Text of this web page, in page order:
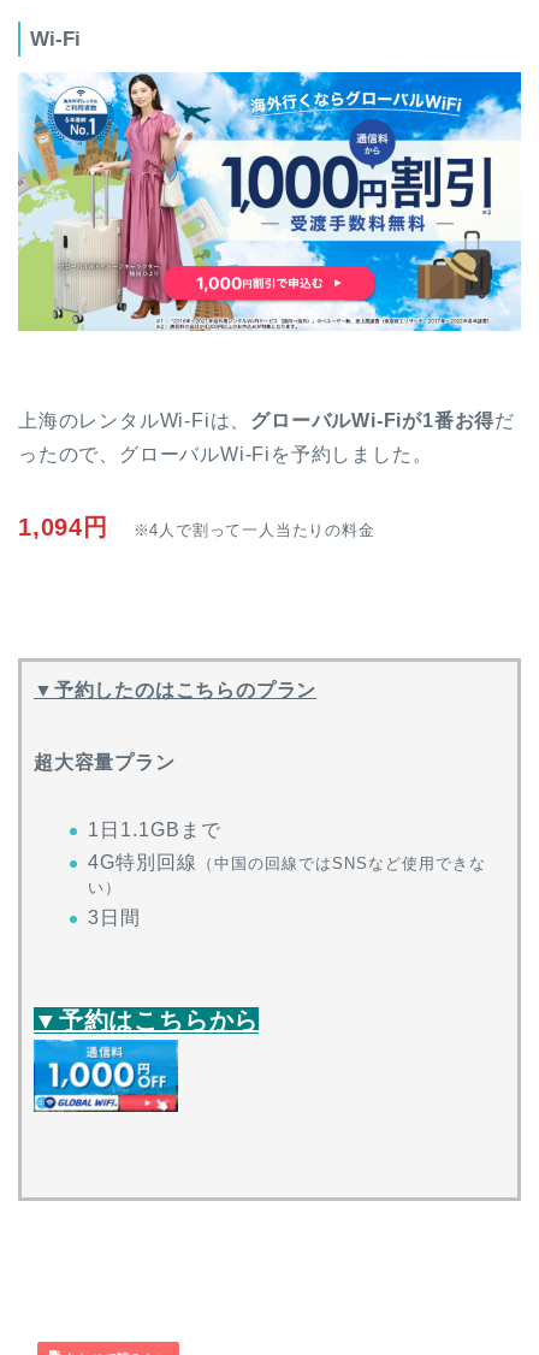
Wi-Fi
上海のレンタルWi-Fiは、 グローバルWi-Fiが1番お得だ
ったので、グローバルWi-Fiを予約しました。
1,094円 ※4人で割って一人当たりの料金
▼予約したのはこちらのプラン
超大容量プラン
1日1.1GBまで
4G特別回線
（中国の回線ではSNSなど使用できな
い）
3日間
▼予約はこちらから